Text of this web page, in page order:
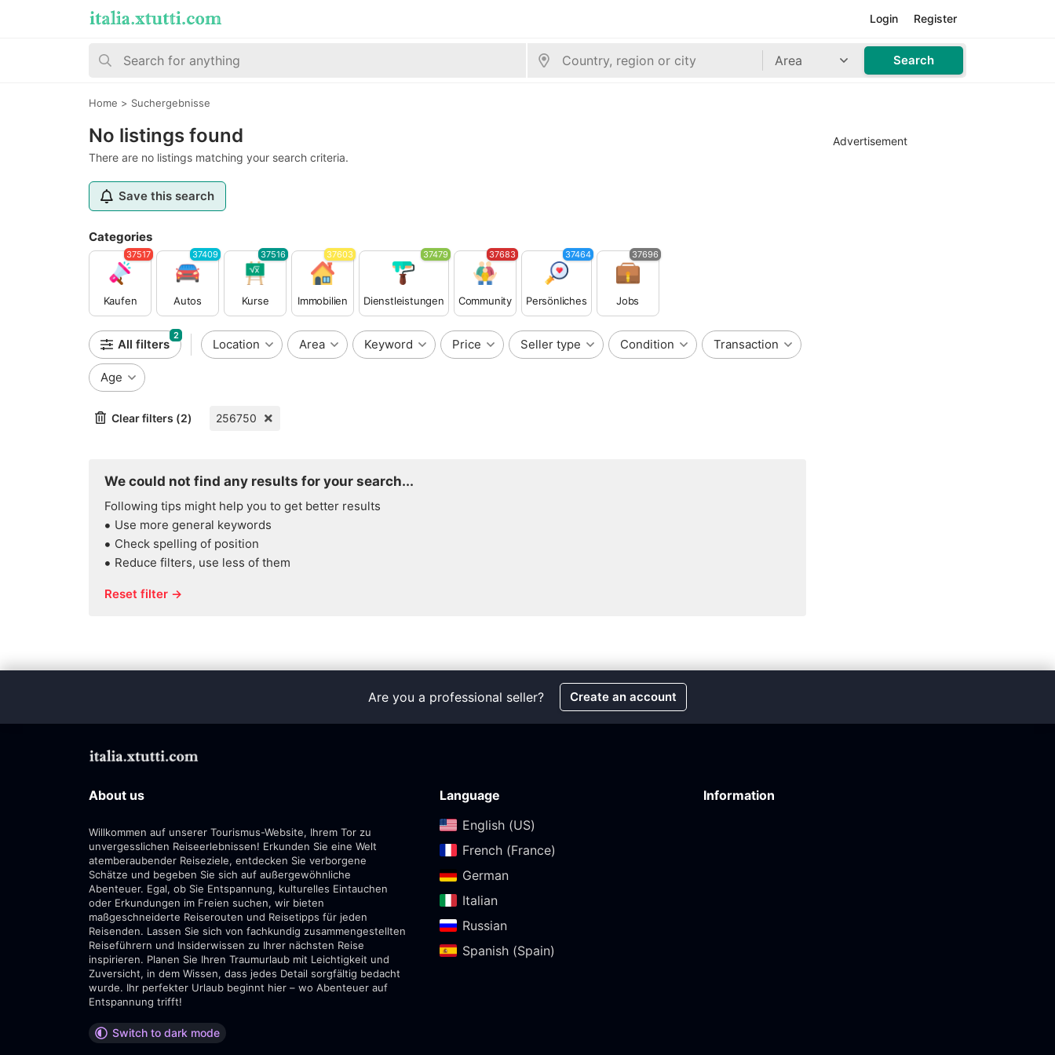
Register
Login
Area Search
Home > Suchergebnisse
No listings found
There are no listings matching your search criteria.
Save this search
Categories
Kaufen
37517
Autos
37409
Kurse
37516
Immobilien
37603
Dienstleistungen
37479
Community
37683
Persönliches
37464
Jobs
37696
All filters
2
Location Area Keyword Price Seller type Condition Transaction
Age
Clear filters (2) 256750
We could not find any results for your search...
Following tips might help you to get better results
Use more general keywords
Check spelling of position
Reduce filters, use less of them
Reset filter →
Advertisement
Are you a professional seller? Create an account
About us
Willkommen auf unserer Tourismus-Website, Ihrem Tor zu
unvergesslichen Reiseerlebnissen! Erkunden Sie eine Welt
atemberaubender Reiseziele, entdecken Sie verborgene
Schätze und begeben Sie sich auf außergewöhnliche
Abenteuer. Egal, ob Sie Entspannung, kulturelles Eintauchen
oder Erkundungen im Freien suchen, wir bieten
maßgeschneiderte Reiserouten und Reisetipps für jeden
Reisenden. Lassen Sie sich von fachkundig zusammengestellten
Reiseführern und Insiderwissen zu Ihrer nächsten Reise
inspirieren. Planen Sie Ihren Traumurlaub mit Leichtigkeit und
Zuversicht, in dem Wissen, dass jedes Detail sorgfältig bedacht
wurde. Ihr perfekter Urlaub beginnt hier – wo Abenteuer auf
Entspannung trifft!
Switch to dark mode
Language
English (US)‎
French (France)‎
German‎
Italian‎
Russian‎
Spanish (Spain)‎
Information